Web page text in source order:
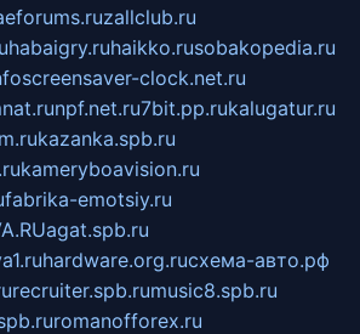
zallclub.ru
habaigry.ruhaikko.rusobakopedia.ru
screensaver-clock.net.ru
npf.net.ru7bit.pp.rukalugatur.ru
kazanka.spb.ru
kameryboavision.ru
fabrika-emotsiy.ru
agat.spb.ru
hardware.org.ruсхема-авто.рф
recruiter.spb.rumusic8.spb.ru
romanofforex.ru